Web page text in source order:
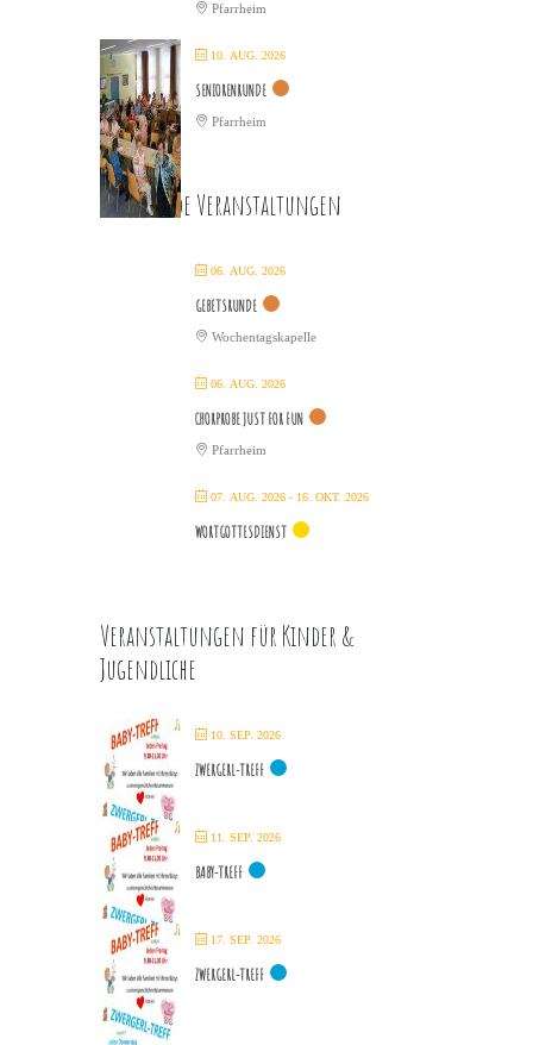
Pfarrheim
10. AUG. 2026
SENIORENRUNDE
Pfarrheim
Kommende Veranstaltungen
06. AUG. 2026
GEBETSRUNDE
Wochentagskapelle
06. AUG. 2026
CHORPROBE JUST FOR FUN
Pfarrheim
07. AUG. 2026 - 16. OKT. 2026
WORTGOTTESDIENST
Veranstaltungen für Kinder &
Jugendliche
10. SEP. 2026
ZWERGERL-TREFF
11. SEP. 2026
BABY-TREFF
17. SEP. 2026
ZWERGERL-TREFF